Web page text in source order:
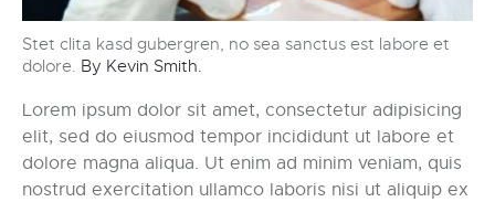
Stet clita kasd gubergren, no sea sanctus est labore et
dolore. By Kevin Smith.
Lorem ipsum dolor sit amet, consectetur adipisicing
elit, sed do eiusmod tempor incididunt ut labore et
dolore magna aliqua. Ut enim ad minim veniam, quis
nostrud exercitation ullamco laboris nisi ut aliquip ex